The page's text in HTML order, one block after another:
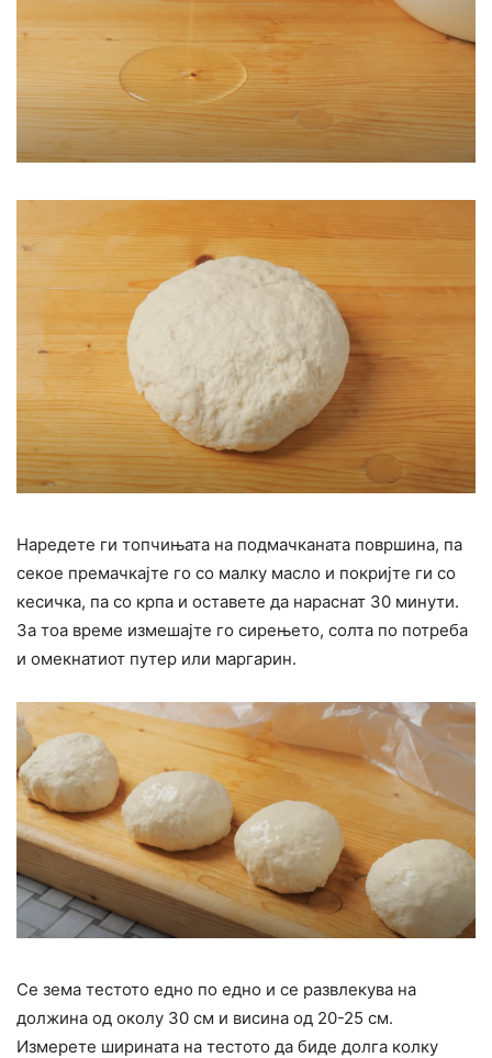
Наредете ги топчињата на подмачканата површина, па
секое премачкајте го со малку масло и покријте ги со
кесичка, па со крпа и оставете да нараснат 30 минути.
За тоа време измешајте го сирењето, солта по потреба
и омекнатиот путер или маргарин.
Се зема тестото едно по едно и се развлекува на
должина од околу 30 см и висина од 20-25 см.
Измерете ширината на тестото да биде долга колку